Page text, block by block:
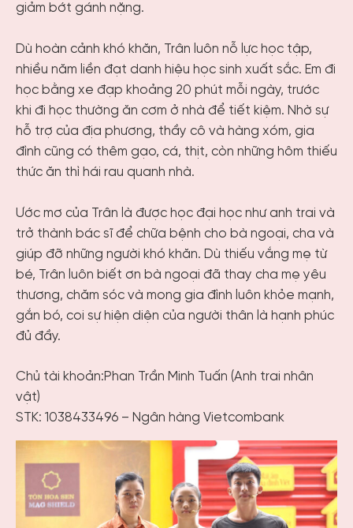
giảm bớt gánh nặng.
Dù hoàn cảnh khó khăn, Trân luôn nỗ lực học tập,
nhiều năm liền đạt danh hiệu học sinh xuất sắc. Em đi
học bằng xe đạp khoảng 20 phút mỗi ngày, trước
khi đi học thường ăn cơm ở nhà để tiết kiệm. Nhờ sự
hỗ trợ của địa phương, thầy cô và hàng xóm, gia
đình cũng có thêm gạo, cá, thịt, còn những hôm thiếu
thức ăn thì hái rau quanh nhà.
Ước mơ của Trân là được học đại học như anh trai và
trở thành bác sĩ để chữa bệnh cho bà ngoại, cha và
giúp đỡ những người khó khăn. Dù thiếu vắng mẹ từ
bé, Trân luôn biết ơn bà ngoại đã thay cha mẹ yêu
thương, chăm sóc và mong gia đình luôn khỏe mạnh,
gắn bó, coi sự hiện diện của người thân là hạnh phúc
đủ đầy.
Chủ tài khoản:Phan Trần Minh Tuấn (Anh trai nhân
vật)
STK: 1038433496 – Ngân hàng Vietcombank